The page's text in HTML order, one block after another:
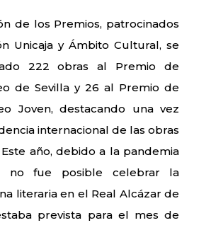
de los Premios, patrocinados
Unicaja y Ámbito Cultural, se
222 obras al Premio de
de Sevilla y 26 al Premio de
Joven, destacando una vez
internacional de las obras
año, debido a la pandemia
no fue posible celebrar la
literaria en el Real Alcázar de
prevista para el mes de